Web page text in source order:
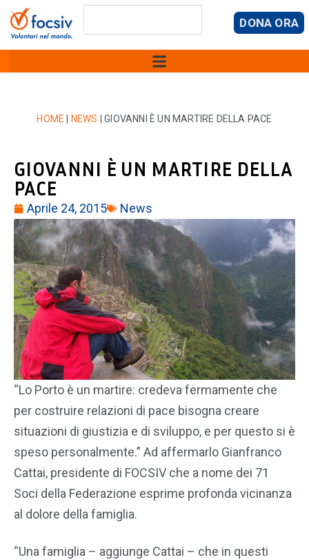
DONA ORA
HOME NEWS |GIOVANNI È UN MARTIRE DELLA PACE
GIOVANNI È UN MARTIRE DELLA
PACE
Aprile 24, 2015 News
“Lo Porto è un martire: credeva fermamente che
per costruire relazioni di pace bisogna creare
situazioni di giustizia e di sviluppo, e per questo si è
speso personalmente.” Ad affermarlo Gianfranco
Cattai, presidente di FOCSIV che a nome dei 71
Soci della Federazione esprime profonda vicinanza
al dolore della famiglia.
“Una famiglia – aggiunge Cattai – che in questi